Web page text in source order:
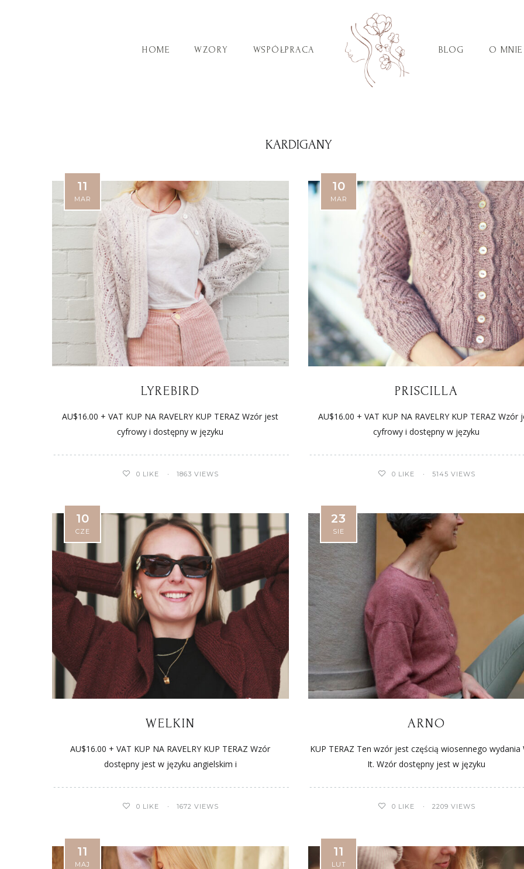
HOME WZORY WSPÓŁPRACA BLOG O MNIE
KARDIGANY
11
MAR
LYREBIRD
AU$16.00 + VAT KUP NA RAVELRY KUP TERAZ Wzór jest
cyfrowy i dostępny w języku
0 LIKE 1863 VIEWS
10
MAR
PRISCILLA
AU$16.00 + VAT KUP NA RAVELRY KUP TERAZ Wzór
cyfrowy i dostępny w języku
0 LIKE 5145 VIEWS
10
CZE
WELKIN
AU$16.00 + VAT KUP NA RAVELRY KUP TERAZ Wzór
dostępny jest w języku angielskim i
0 LIKE 1672 VIEWS
23
SIE
ARNO
KUP TERAZ Ten wzór jest częścią wiosennego wydania
It. Wzór dostępny jest w języku
0 LIKE 2209 VIEWS
11
MAJ
11
LUT